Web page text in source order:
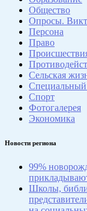
Общество
Опросы.
Персона
Право
Сельская
Специальный
Спорт
Фотогалерея
Экономика
Новости региона
99%
Школы,